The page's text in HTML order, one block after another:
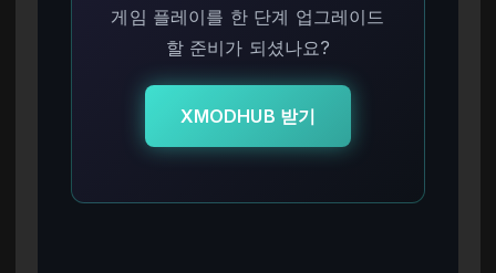
게임 플레이를 한 단계 업그레이드
할 준비가 되셨나요?
XMODHUB 받기